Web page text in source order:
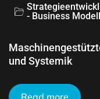
- Business
und Systemik
Read more